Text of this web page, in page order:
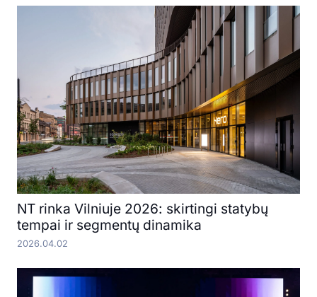
NT rinka Vilniuje 2026: skirtingi statybų
tempai ir segmentų dinamika
2026.04.02